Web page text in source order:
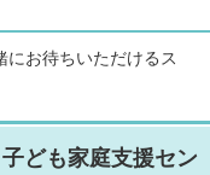
にお待ちいただけるス
ども家庭支援セン